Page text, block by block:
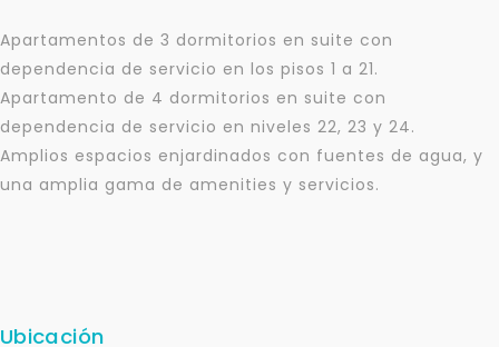
Apartamentos de 3 dormitorios en suite con
dependencia de servicio en los pisos 1 a 21.
Apartamento de 4 dormitorios en suite con
dependencia de servicio en niveles 22, 23 y 24.
Amplios espacios enjardinados con fuentes de agua, y
una amplia gama de amenities y servicios.
Ubicación